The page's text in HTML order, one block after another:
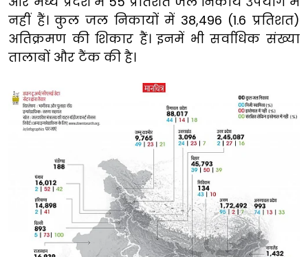
नहीं हैं। कुल जल निकायों में 38,496 (1.6 प्रतिशत)
अतिक्रमण की शिकार हैं। इनमें भी सर्वाधिक संख्या
तालाबों और टैंक की है।